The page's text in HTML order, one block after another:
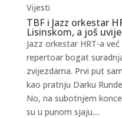
TBF i Jazz orkestar
Lisinskom, a još
Vijesti
Jazz orkestar HRT-a
repertoar bogat
zvijezdama. Prvi put
kao pratnju Darku
No, na subotnjem
su u punom sjaju....